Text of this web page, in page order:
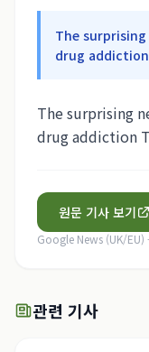
The surprising
drug
The surprising
drug addiction
원문 기사 보기
Google News (UK/EU)
관련 기사